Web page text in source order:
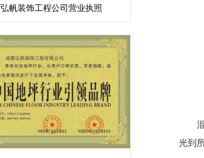
弘帆装饰工程公司营业执照
光到